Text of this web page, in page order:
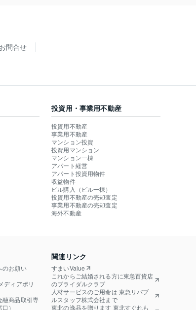
問合せ
投資用・事業用不動産
投資用不動産
事業用不動産
マンション投資
投資用マンション
マンション一棟
アパート経営
アパート投資用物件
収益物件
ビル購入（ビル一棟）
投資用不動産の売却査定
事業用不動産の売却査定
海外不動産
のお願い
ディアポリ
融商品取引専
）
関連リンク
すまいValue
これからご結婚される方に東急百貨店
のブライダルクラブ
人材サービスのご用命は 東急リバブ
ルスタッフ株式会社まで
東北の逸品を贈ります 東北すぐれも